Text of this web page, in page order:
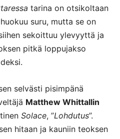
tarina on otsikoltaan
suru, mutta se on
sekoittuu ylevyyttä ja
pitkä loppujakso
selvästi pisimpänä
Matthew Whittallin
Solace, ”Lohdutus”.
hitaan ja kauniin teoksen